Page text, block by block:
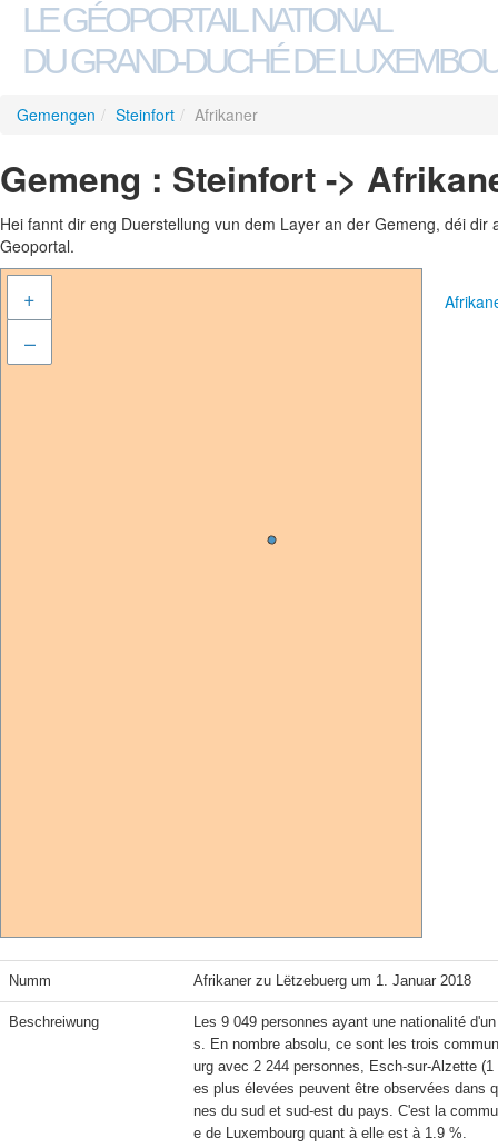
LE GÉOPORTAIL NATIONAL
DU GRAND-DUCHÉ DE
Gemengen / Steinfort / Afrikaner
Gemeng : Steinfort ->
Hei fannt dir eng Duerstellung vun dem Layer an der Gemeng, déi
Geoportal.
+
–
Numm Afrikaner zu Lëtzebuerg um 1. Januar 2018
Beschreiwung
Les 9 049 personnes ayant une nationalité
s. En nombre absolu, ce sont les trois
urg avec 2 244 personnes, Esch-sur-Alzette
es plus élevées peuvent être observées dans
nes du sud et sud-est du pays. C'est la
e de Luxembourg quant à elle est à 1.9 %.